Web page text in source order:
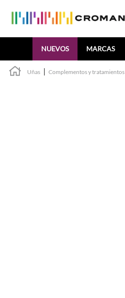
NUEVOS MARCAS
Uñas Complementos y tratamientos